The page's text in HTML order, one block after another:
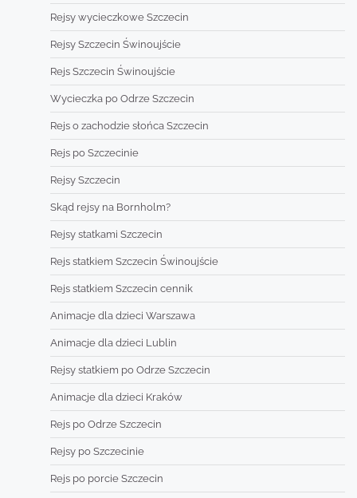
Rejsy wycieczkowe Szczecin
Rejsy Szczecin Świnoujście
Rejs Szczecin Świnoujście
Wycieczka po Odrze Szczecin
Rejs o zachodzie słońca Szczecin
Rejs po Szczecinie
Rejsy Szczecin
Skąd rejsy na Bornholm?
Rejsy statkami Szczecin
Rejs statkiem Szczecin Świnoujście
Rejs statkiem Szczecin cennik
Animacje dla dzieci Warszawa
Animacje dla dzieci Lublin
Rejsy statkiem po Odrze Szczecin
Animacje dla dzieci Kraków
Rejs po Odrze Szczecin
Rejsy po Szczecinie
Rejs po porcie Szczecin